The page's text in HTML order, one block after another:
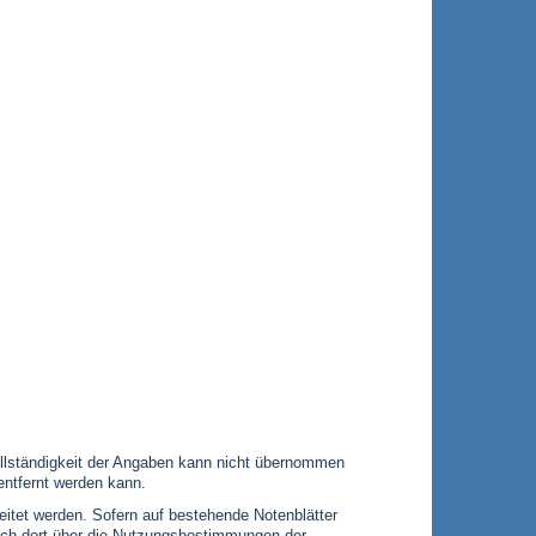
der Angaben kann nicht übernommen
werden kann.
werden. Sofern auf bestehende Notenblätter